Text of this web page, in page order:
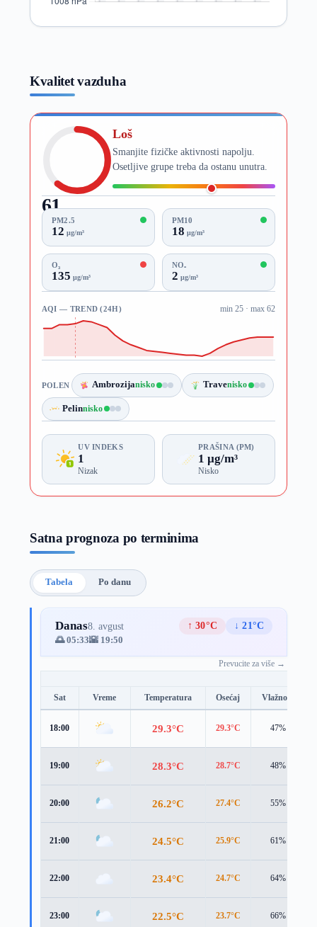
Kvalitet vazduha
61
AQI
Loš
Smanjite fizičke aktivnosti napolju.
Osetljive grupe treba da ostanu unutra.
PM2.5
12 µg/m³
PM10
18 µg/m³
O₃
135 µg/m³
NO₂
2 µg/m³
AQI — TREND (24H) min 25 · max 62
POLEN Ambrozijanisko Travenisko
Pelinnisko
UV INDEKS
1
Nizak
PRAŠINA (PM)
1 µg/m³
Nisko
Satna prognoza po terminima
Tabela Po danu
Danas8. avgust ↑ 30°C
↓ 21°C
🌅 05:33🌇 19:50
Prevucite za više →
Sat Vreme Temperatura Osećaj Vlažnost
18:00 29.3°C 29.3°C 47%
19:00 28.3°C 28.7°C 48%
20:00 26.2°C 27.4°C 55%
21:00 24.5°C 25.9°C 61%
22:00 23.4°C 24.7°C 64%
23:00 22.5°C 23.7°C 66%